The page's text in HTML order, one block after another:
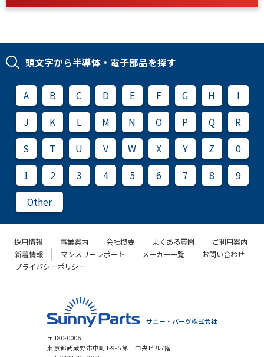
頭文字から半導体・電子部品を探す
A B C D E F G H
I
J
K L M N O P Q
R
S
T U V W X Y Z
0
1
2 3 4 5 6 7 8
9
Other
採用情報 事業案内 会社概要 よくある質問
ご利用案内
新着情報
マンスリーレポート メーカー一覧
お問い合わせ
プライバシーポリシー
サニー・パーツ株式会社
〒180-0006
東京都武蔵野市中町1-9-5 第一中央ビル7階